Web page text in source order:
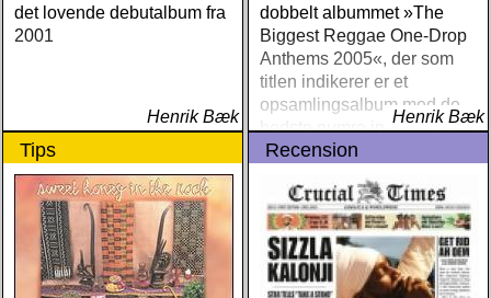
det lovende debutalbum fra
2001
Henrik Bæk
dobbelt albummet »The
Biggest Reggae One-Drop
Anthems 2005«, der som
titlen indikerer er et
opsamlingsalbum med de
bedste numre indenfor den
populære reggaestil kaldet
Henrik Bæk
Tips Recension